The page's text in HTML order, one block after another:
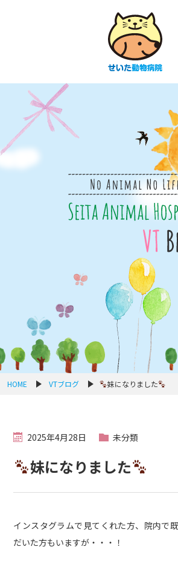
HOME VTブログ 妹になりました
2025年4月28日 未分類
妹になりました
インスタグラムで見てくれた方、院内で
だいた方もいますが・・・！